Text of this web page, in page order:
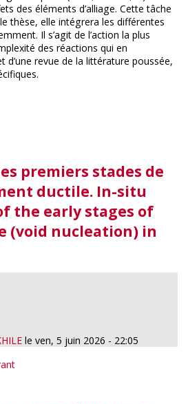
des éléments d’alliage. Cette tâche
thèse, elle intégrera les différentes
Il s’agit de l’action la plus
des réactions qui en
d’une revue de la littérature poussée,
premiers stades de
ductile. In-situ
the early stages of
(void nucleation) in
le ven, 5 juin 2026 - 22:05